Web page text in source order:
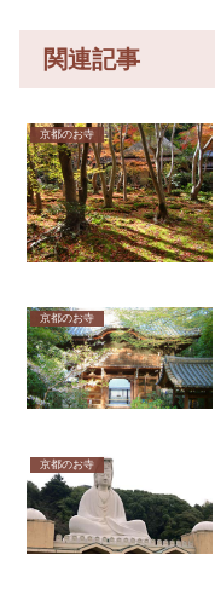
関連記事
京都のお寺
京都のお寺
京都のお寺